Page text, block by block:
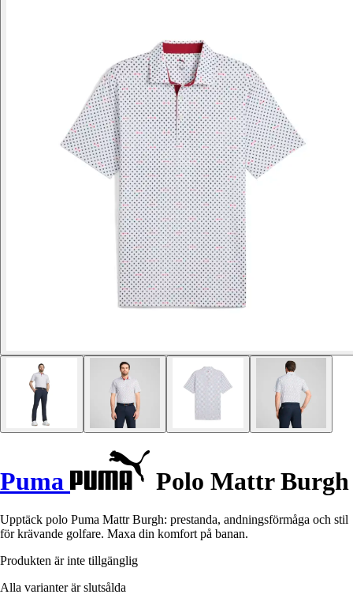
Puma Polo Mattr Burgh
Upptäck polo Puma Mattr Burgh: prestanda, andningsförmåga och stil
för krävande golfare. Maxa din komfort på banan.
Produkten är inte tillgänglig
Alla varianter är slutsålda